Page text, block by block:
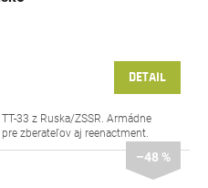
DETAIL
33 z Ruska/ZSSR. Armádne
zberateľov aj reenactment.
–48 %